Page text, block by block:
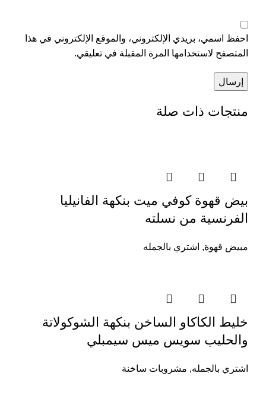
احفظ اسمي، بريدي الإلكتروني، والموقع الإلكتروني في هذا
المتصفح لاستخدامها المرة المقبلة في تعليقي.
منتجات ذات صلة
بيض قهوة كوفي ميت بنكهة الفانيليا
الفرنسية من نسلته
مبيض قهوة, اشتري بالجمله
خليط الكاكاو الساخن بنكهة الشوكولاتة
والحليب سويس ميس سيمبلي
اشتري بالجمله, مشروبات ساخنة